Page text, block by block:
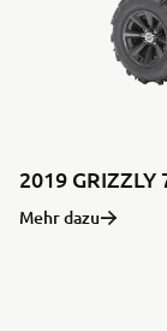
2019 GRIZZLY
Mehr dazu